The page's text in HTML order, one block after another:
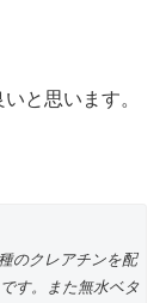
と思います。
のクレアチンを配
す。また無水ベタ